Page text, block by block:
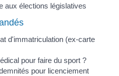
aux élections législatives
d'immatriculation (ex-carte
pour faire du sport ?
pour licenciement